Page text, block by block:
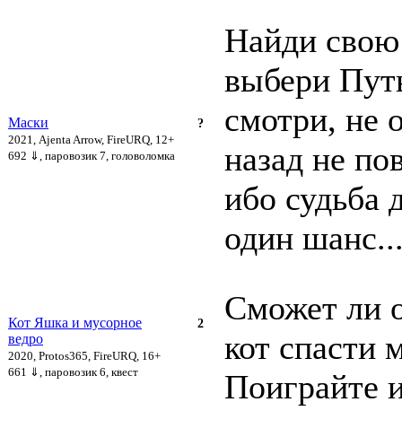
?
Маски
2021, Ajenta Arrow, FireURQ, 12+
692 ⇓ , паровозик 7, головоломка
Найди
выбери
смотри, не
назад не
ибо судьба
один
2
Кот Яшка и мусорное
ведро
2020, Protos365, FireURQ, 16+
661 ⇓ , паровозик 6, квест
Сможет ли
кот спасти
Поиграйте